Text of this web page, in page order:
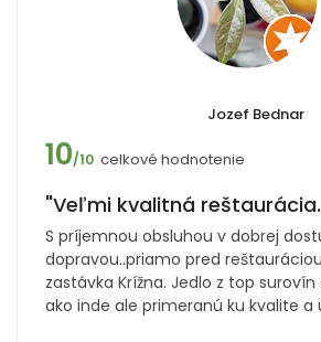
Jozef Bednar
10/10 celkové hodnotenie
"Veľmi kvalitná
S príjemnou obsluhou v dobrej
dopravou..priamo pred
zastávka Krížna. Jedlo z top
ako inde ale primeranú ku kvalite a